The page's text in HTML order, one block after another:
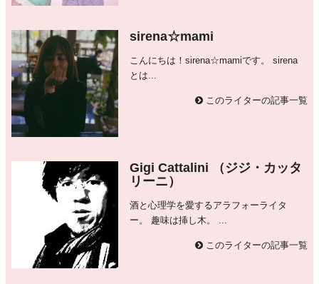
sirena☆mami
こんにちは！sirena☆mamiです。 sirena
とは...
このライターの記事一覧
Gigi Cattalini （ジジ・カッタ
リーニ）
酒と心理学を愛するアラフォーライタ
ー。 趣味は挿し木。 ...
このライターの記事一覧